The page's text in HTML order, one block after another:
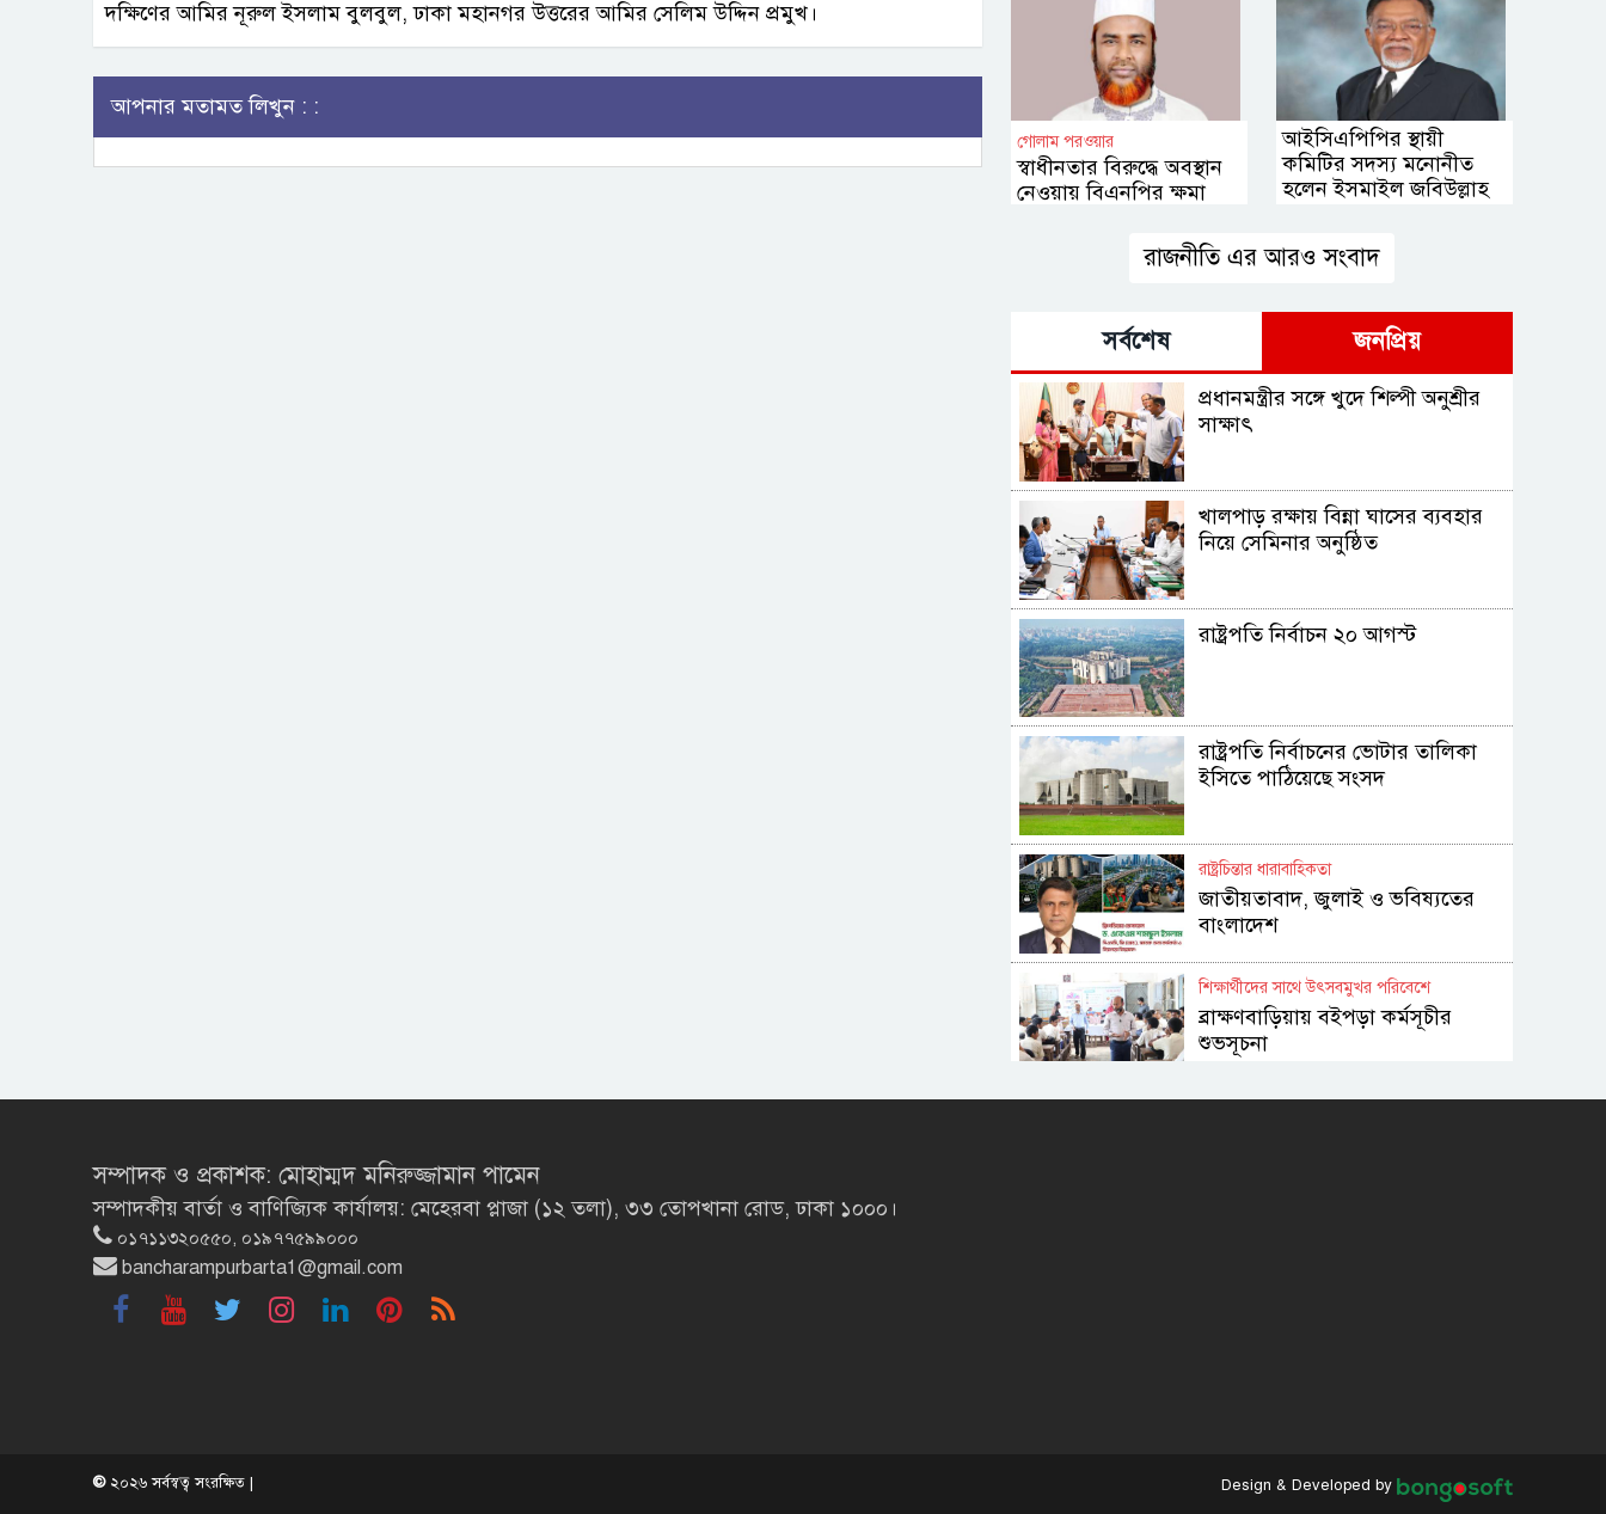
দক্ষিণের আমির নূরুল ইসলাম বুলবুল, ঢাকা মহানগর উত্তরের আমির সেলিম উদ্দিন প্রমুখ।
আপনার মতামত লিখুন : :
গোলাম পরওয়ার
স্বাধীনতার বিরুদ্ধে অবস্থান
নেওয়ায় বিএনপির ক্ষমা
আইসিএপিপির স্থায়ী
কমিটির সদস্য মনোনীত
হলেন ইসমাইল জবিউল্লাহ
রাজনীতি এর আরও সংবাদ
সর্বশেষ জনপ্রিয়
প্রধানমন্ত্রীর সঙ্গে খুদে শিল্পী অনুশ্রীর
সাক্ষাৎ
খালপাড় রক্ষায় বিন্না ঘাসের ব্যবহার
নিয়ে সেমিনার অনুষ্ঠিত
রাষ্ট্রপতি নির্বাচন ২০ আগস্ট
রাষ্ট্রপতি নির্বাচনের ভোটার তালিকা
ইসিতে পাঠিয়েছে সংসদ
রাষ্ট্রচিন্তার ধারাবাহিকতা
জাতীয়তাবাদ, জুলাই ও ভবিষ্যতের
বাংলাদেশ
শিক্ষার্থীদের সাথে উৎসবমুখর পরিবেশে
ব্রাক্ষণবাড়িয়ায় বইপড়া কর্মসূচীর
শুভসূচনা
মালয়েশিয়ায় মারামারি করে তিন
সিংয়ের সাক্ষাৎ
সম্পাদক ও প্রকাশক: মোহাম্মদ মনিরুজ্জামান পামেন
সম্পাদকীয় বার্তা ও বাণিজ্যিক কার্যালয়: মেহেরবা প্লাজা (১২ তলা), ৩৩ তোপখানা রোড, ঢাকা ১০০০।
০১৭১১৩২০৫৫০, ০১৯৭৭৫৯৯০০০
bancharampurbarta1@gmail.com
© ২০২৬ সর্বস্বত্ব সংরক্ষিত | Design & Developed by